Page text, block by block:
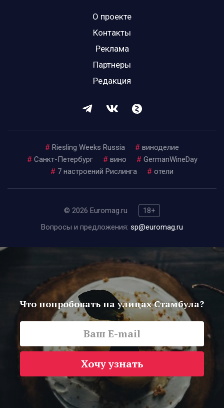
О проекте
Контакты
Реклама
Партнеры
Редакция
# Riesling Weeks Russia # виноделие
# Санкт-Петербург # вино # GermanWineDay
# 7 настроений Рислинга # отели
© 2026 Euromag.ru
18+
Вопросы и предложения: sp@euromag.ru
Что попробовать на улицах Стамбула?
Хочу узнать